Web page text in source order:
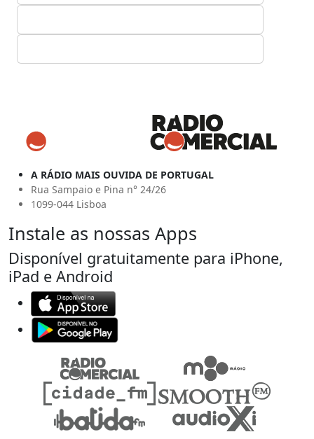
A RÁDIO MAIS OUVIDA DE PORTUGAL
Rua Sampaio e Pina n° 24/26
1099-044 Lisboa
Instale as nossas Apps
Disponível gratuitamente para iPhone,
iPad e Android